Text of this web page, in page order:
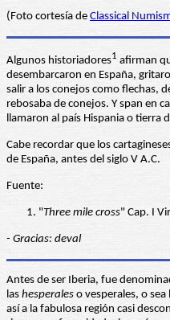
(Foto cortesía de Classical
Algunos historiadores1 afirman
desembarcaron en España,
salir a los conejos como flechas,
rebosaba de conejos. Y span en
llamaron al país Hispania o tierra
Cabe recordar que los
de España, antes del siglo V A.C.
Fuente:
"Three mile cross" Cap. I
- Gracias: deval
Antes de ser Iberia, fue
las hesperales o vesperales, o sea
así a la fabulosa región casi